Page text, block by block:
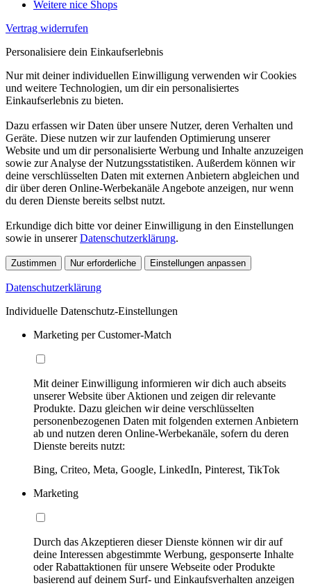
Weitere nice Shops
Vertrag widerrufen
Personalisiere dein Einkaufserlebnis
Nur mit deiner individuellen Einwilligung verwenden wir Cookies
und weitere Technologien, um dir ein personalisiertes
Einkaufserlebnis zu bieten.
Dazu erfassen wir Daten über unsere Nutzer, deren Verhalten und
Geräte. Diese nutzen wir zur laufenden Optimierung unserer
Website und um dir personalisierte Werbung und Inhalte anzuzeigen
sowie zur Analyse der Nutzungsstatistiken. Außerdem können wir
deine verschlüsselten Daten mit externen Anbietern abgleichen und
dir über deren Online-Werbekanäle Angebote anzeigen, nur wenn
du deren Dienste bereits selbst nutzt.
Erkundige dich bitte vor deiner Einwilligung in den Einstellungen
sowie in unsererDatenschutzerklärung.
Zustimmen Nur erforderliche Einstellungen anpassen
Datenschutzerklärung
Individuelle Datenschutz-Einstellungen
Marketing per Customer-Match
Mit deiner Einwilligung informieren wir dich auch abseits
unserer Website über Aktionen und zeigen dir relevante
Produkte. Dazu gleichen wir deine verschlüsselten
personenbezogenen Daten mit folgenden externen Anbietern
ab und nutzen deren Online-Werbekanäle, sofern du deren
Dienste bereits nutzt:
Bing, Criteo, Meta, Google, LinkedIn, Pinterest, TikTok
Marketing
Durch das Akzeptieren dieser Dienste können wir dir auf
deine Interessen abgestimmte Werbung, gesponserte Inhalte
oder Rabattaktionen für unsere Webseite oder Produkte
basierend auf deinem Surf- und Einkaufsverhalten anzeigen